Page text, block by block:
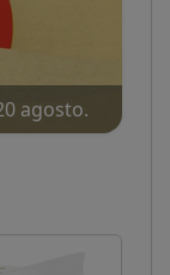
agosto.